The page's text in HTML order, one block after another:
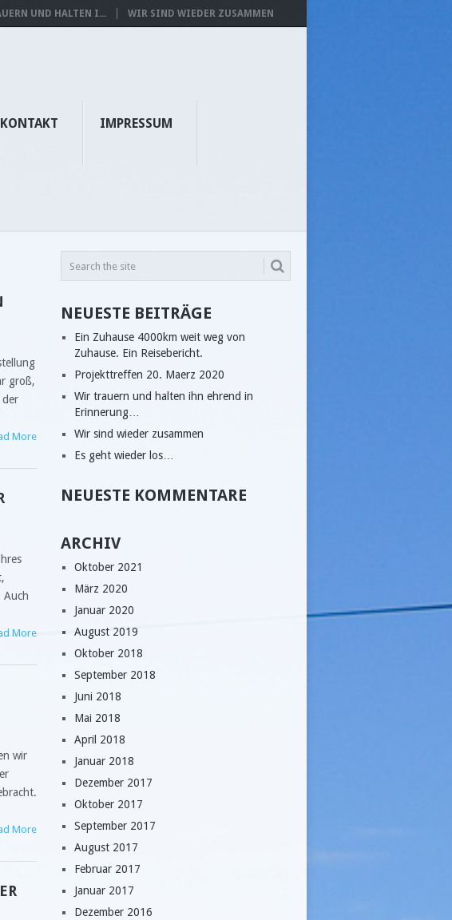
UND HALTEN I... WIR SIND WIEDER ZUSAMMEN
KONTAKT IMPRESSUM
groß,
der
More
Auch
More
wir
More
NEUESTE BEITRÄGE
Ein Zuhause 4000km weit weg von
Zuhause. Ein Reisebericht.
Projekttreffen 20. Maerz 2020
Wir trauern und halten ihn ehrend in
Erinnerung…
Wir sind wieder zusammen
Es geht wieder los…
NEUESTE KOMMENTARE
ARCHIV
Oktober 2021
März 2020
Januar 2020
August 2019
Oktober 2018
September 2018
Juni 2018
Mai 2018
April 2018
Januar 2018
Dezember 2017
Oktober 2017
September 2017
August 2017
Februar 2017
Januar 2017
Dezember 2016